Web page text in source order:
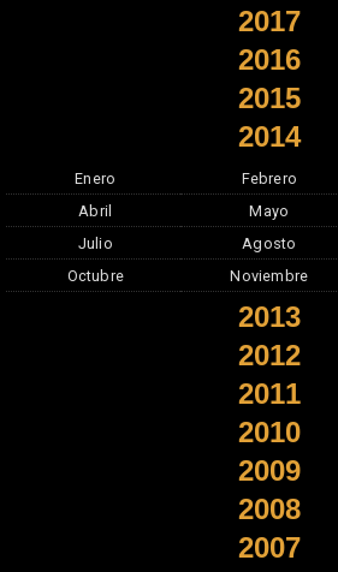
2017
2016
2015
2014
Enero Febrero
Abril
Mayo
Julio
Agosto
Octubre
Noviembre
2013
2012
2011
2010
2009
2008
2007